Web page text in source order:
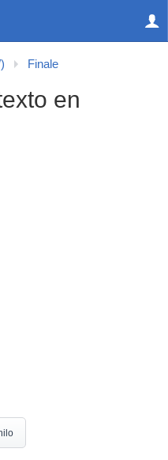
Finale
en